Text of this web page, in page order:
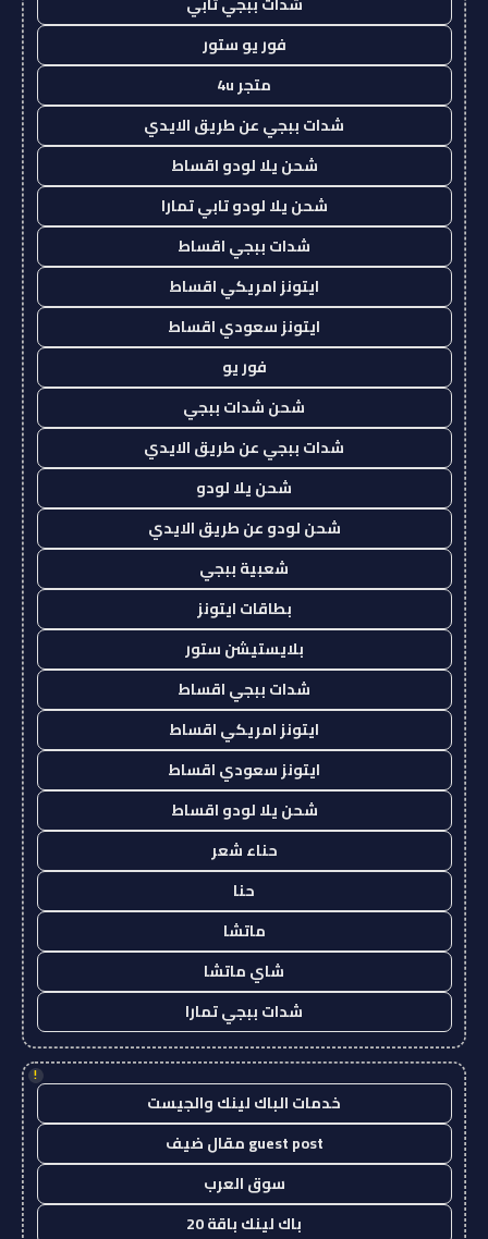
فور يو ستور
متجر 4u
شدات ببجي عن طريق الايدي
شحن يلا لودو اقساط
شحن يلا لودو تابي تمارا
شدات ببجي اقساط
ايتونز امريكي اقساط
ايتونز سعودي اقساط
فور يو
شحن شدات ببجي
شدات ببجي عن طريق الايدي
شحن يلا لودو
شحن لودو عن طريق الايدي
شعبية ببجي
بطاقات ايتونز
بلايستيشن ستور
شدات ببجي اقساط
ايتونز امريكي اقساط
ايتونز سعودي اقساط
شحن يلا لودو اقساط
حناء شعر
حنا
ماتشا
شاي ماتشا
شدات ببجي تمارا
!
خدمات الباك لينك والجيست
guest post مقال ضيف
سوق العرب
باك لينك باقة 20